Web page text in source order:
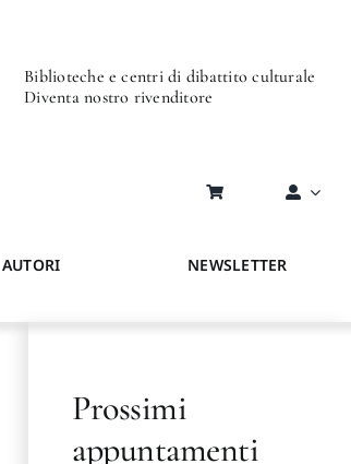
Biblioteche e centri di dibattito culturale
Diventa nostro rivenditore
AUTORI NEWSLETTER
Prossimi
appuntamenti